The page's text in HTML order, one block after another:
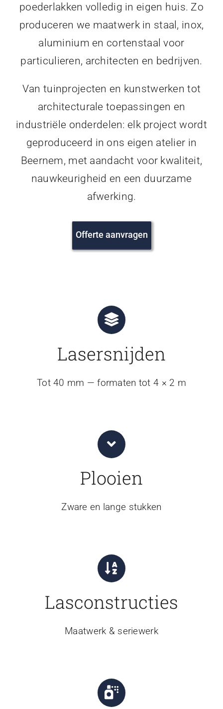
poederlakken volledig in eigen huis. Zo
produceren we maatwerk in staal, inox,
aluminium en cortenstaal voor
particulieren, architecten en bedrijven.
Van tuinprojecten en kunstwerken tot
architecturale toepassingen en
industriële onderdelen: elk project wordt
geproduceerd in ons eigen atelier in
Beernem, met aandacht voor kwaliteit,
nauwkeurigheid en een duurzame
afwerking.
Offerte aanvragen
Lasersnijden
Tot 40 mm — formaten tot 4 × 2 m
Plooien
Zware en lange stukken
Lasconstructies
Maatwerk & seriewerk